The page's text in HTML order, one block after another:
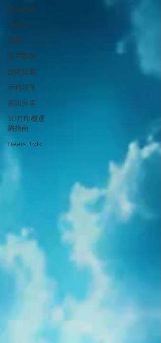
產品資訊
工作坊
活動
客戶案例
技術知識
示範項目
資訊分享
3D打印機選
購指南
Beets Talk